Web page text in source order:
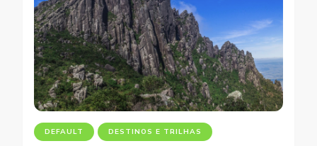
DEFAULT DESTINOS E TRILHAS